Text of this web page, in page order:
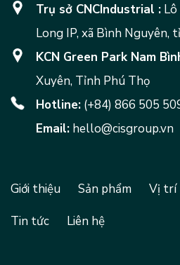
Trụ sở CNCIndustrial :
Long IP, xã Bình Nguyên,
KCN Green Park Nam
Xuyên, Tỉnh Phú Thọ
Hotline: (+84) 866 505
Email: hello@cisgroup.vn
Giới thiệu Sản phẩm Vị trí
Tin tức Liên hệ